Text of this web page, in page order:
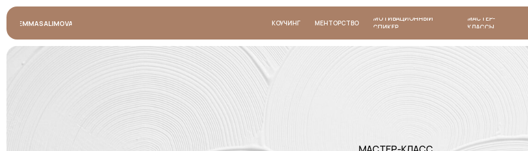
EMMASALIMOVA МЕНТОРСТВО
МОТИВАЦИОННЫЙ
СПИКЕР
МАСТЕР-
ОТ ЭММЫ САЛИМОВОЙ